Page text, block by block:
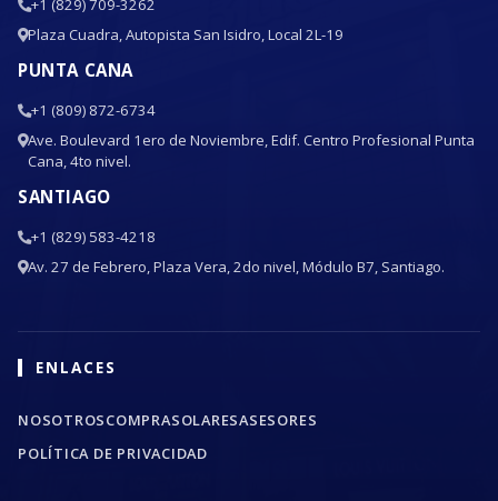
+1 (829) 709-3262
Plaza Cuadra, Autopista San Isidro, Local 2L-19
PUNTA CANA
+1 (809) 872-6734
Ave. Boulevard 1ero de Noviembre, Edif. Centro Profesional Punta
Cana, 4to nivel.
SANTIAGO
+1 (829) 583-4218
Av. 27 de Febrero, Plaza Vera, 2do nivel, Módulo B7, Santiago.
ENLACES
NOSOTROSCOMPRASOLARESASESORES
POLÍTICA DE PRIVACIDAD